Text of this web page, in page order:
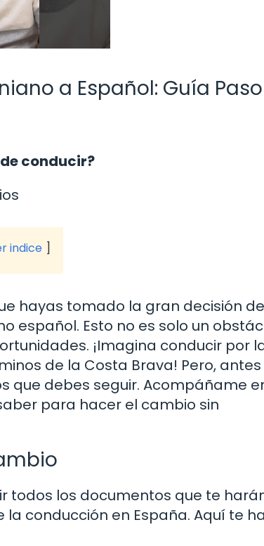
a Español: Guía
conducir?
indice
hayas tomado la gran decisión de
español. Esto no es solo un
¡Imagina conducir por
de la Costa Brava! Pero,
que debes seguir. Acompáñame
para hacer el cambio sin
todos los documentos que te
conducción en España. Aquí te